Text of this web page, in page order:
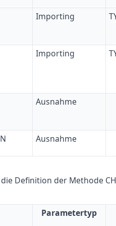
Importing
Importing
Ausnahme
Ausnahme
Definition der Methode
Parametertyp